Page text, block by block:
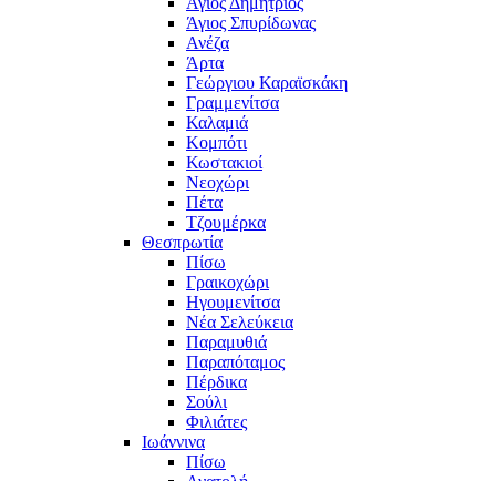
Άγιος Σπυρίδωνας
Ανέζα
Άρτα
Γεώργιου Καραϊσκάκη
Γραμμενίτσα
Καλαμιά
Κομπότι
Κωστακιοί
Νεοχώρι
Πέτα
Τζουμέρκα
Θεσπρωτία
Πίσω
Γραικοχώρι
Ηγουμενίτσα
Νέα Σελεύκεια
Παραμυθιά
Παραπόταμος
Πέρδικα
Σούλι
Φιλιάτες
Ιωάννινα
Πίσω